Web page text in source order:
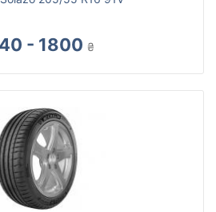
- 1800 ₴